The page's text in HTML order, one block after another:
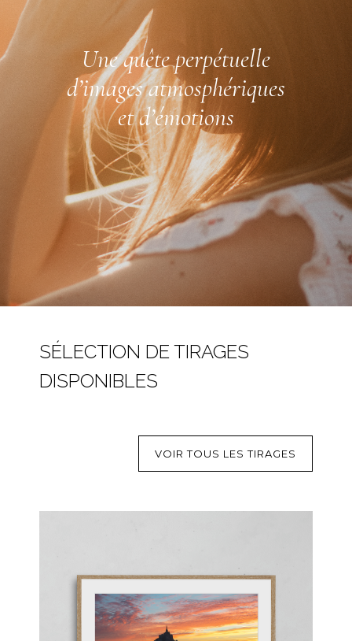
Une quête perpétuelle
d’images atmosphériques
et d’émotions
SÉLECTION DE TIRAGES
DISPONIBLES
VOIR TOUS LES TIRAGES